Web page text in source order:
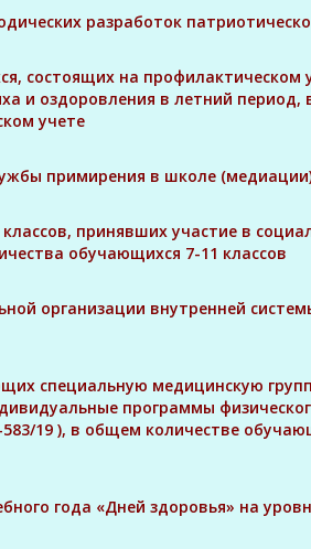
разработок
состоящих на профилактическом
и оздоровления в летний
учете
примирения в школе
принявших участие в
обучающихся 7-11 классов
организации внутренней
специальную медицинскую
программы
19 ), в общем количестве
года «Дней здоровья» на